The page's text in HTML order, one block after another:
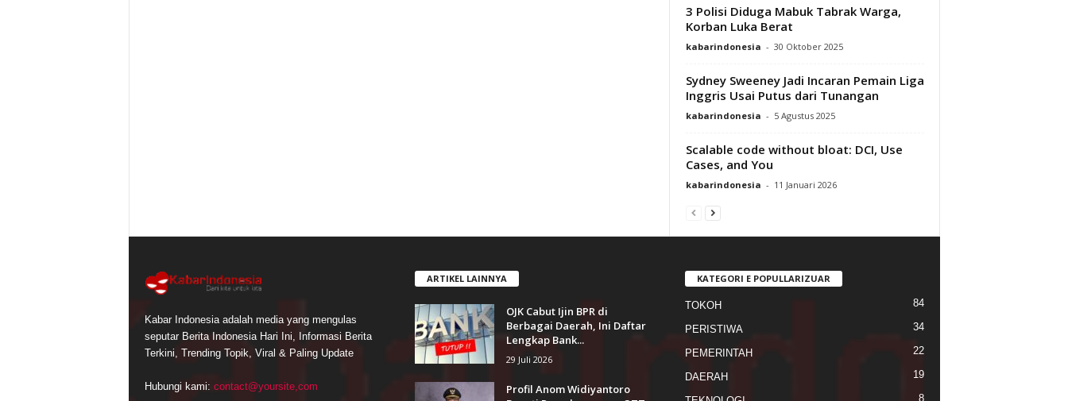
3 Polisi Diduga Mabuk Tabrak Warga,
Korban Luka Berat
kabarindonesia - 30 Oktober 2025
Sydney Sweeney Jadi Incaran Pemain Liga
Inggris Usai Putus dari Tunangan
kabarindonesia - 5 Agustus 2025
Scalable code without bloat: DCI, Use
Cases, and You
kabarindonesia - 11 Januari 2026
Kabar Indonesia adalah media yang mengulas
seputar Berita Indonesia Hari Ini, Informasi Berita
Terkini, Trending Topik, Viral & Paling Update
Hubungi kami: contact@yoursite,com
ARTIKEL LAINNYA
OJK Cabut Ijin BPR di
Berbagai Daerah, Ini Daftar
Lengkap Bank...
29 Juli 2026
Profil Anom Widiyantoro
KATEGORI E POPULLARIZUAR
TOKOH 84
PERISTIWA 34
PEMERINTAH 22
DAERAH 19
8